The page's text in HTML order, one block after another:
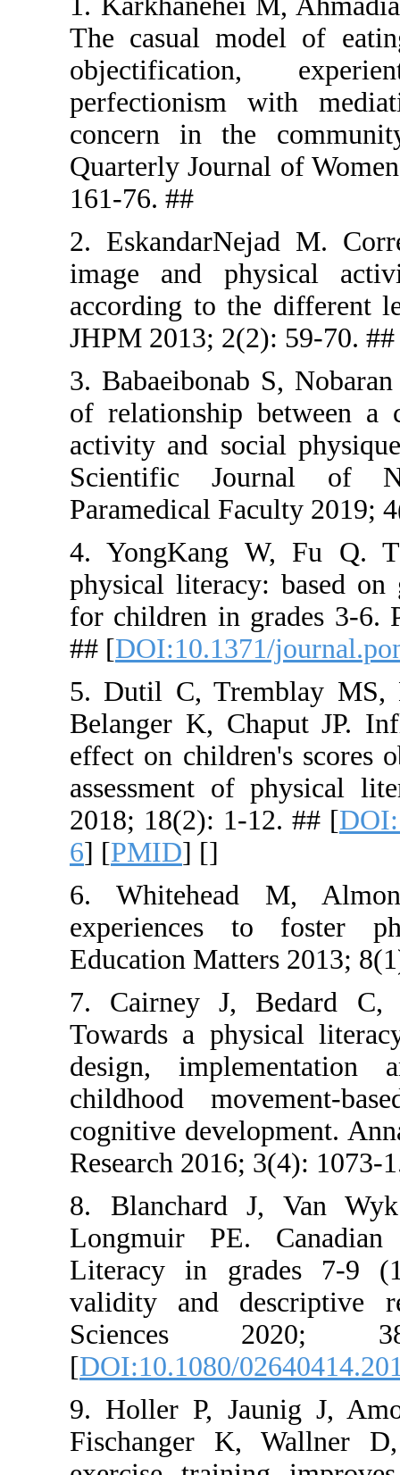
The
concern
Quarterly
2.
image
according
JHPM
3.
of
activity
4.
physical
for
## [
5. Dutil C,
Belanger
effect on
2018;
6.
Education
7.
Towards
design,
childhood
cognitive
Research
8.
Literacy
validity
[
9. Holler